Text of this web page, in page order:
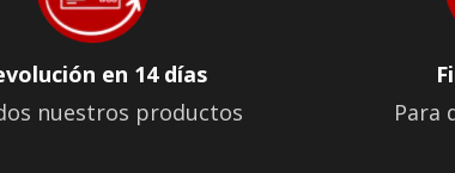
en 14 días
nuestros productos
Para